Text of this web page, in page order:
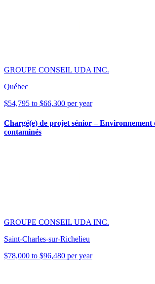
GROUPE CONSEIL UDA INC.
Québec
$54,795 to $66,300 per year
Chargé(e) de projet sénior – Environnement
contaminés
GROUPE CONSEIL UDA INC.
Saint-Charles-sur-Richelieu
$78,000 to $96,480 per year